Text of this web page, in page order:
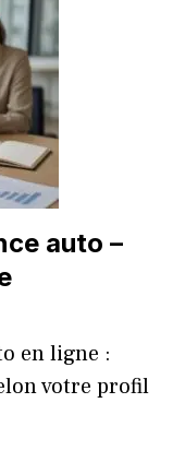
auto –
en ligne :
votre profil